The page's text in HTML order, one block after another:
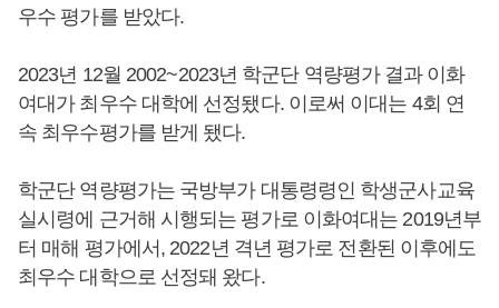
우수 평가를 받았다.
2023년 12월 2002~2023년 학군단 역량평가 결과 이화
여대가 최우수 대학에 선정됐다. 이로써 이대는 4회 연
속 최우수평가를 받게 됐다.
학군단 역량평가는 국방부가 대통령령인 학생군사교육
실시령에 근거해 시행되는 평가로 이화여대는 2019년부
터 매해 평가에서, 2022년 격년 평가로 전환된 이후에도
최우수 대학으로 선정돼 왔다.